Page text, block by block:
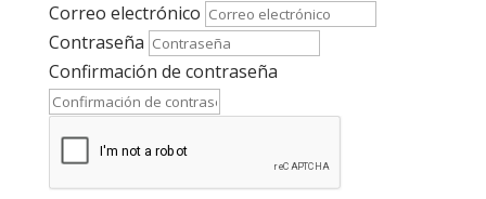
Correo electrónico
Contraseña
Confirmación de contraseña